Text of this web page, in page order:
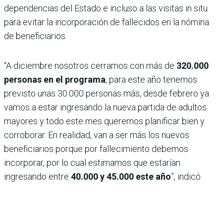
dependencias del Estado e incluso a las visitas in situ
para evitar la incorporación de fallecidos en la nómina
de beneficiarios.
“A diciembre nosotros cerramos con más de 320.000
personas en el programa, para este año tenemos
previsto unas 30.000 personas más, desde febrero ya
vamos a estar ingresando la nueva partida de adultos
mayores y todo este mes queremos planificar bien y
corroborar. En realidad, van a ser más los nuevos
beneficiarios porque por fallecimiento debemos
incorporar, por lo cual estimamos que estarían
ingresando entre 40.000 y 45.000 este año”, indicó.